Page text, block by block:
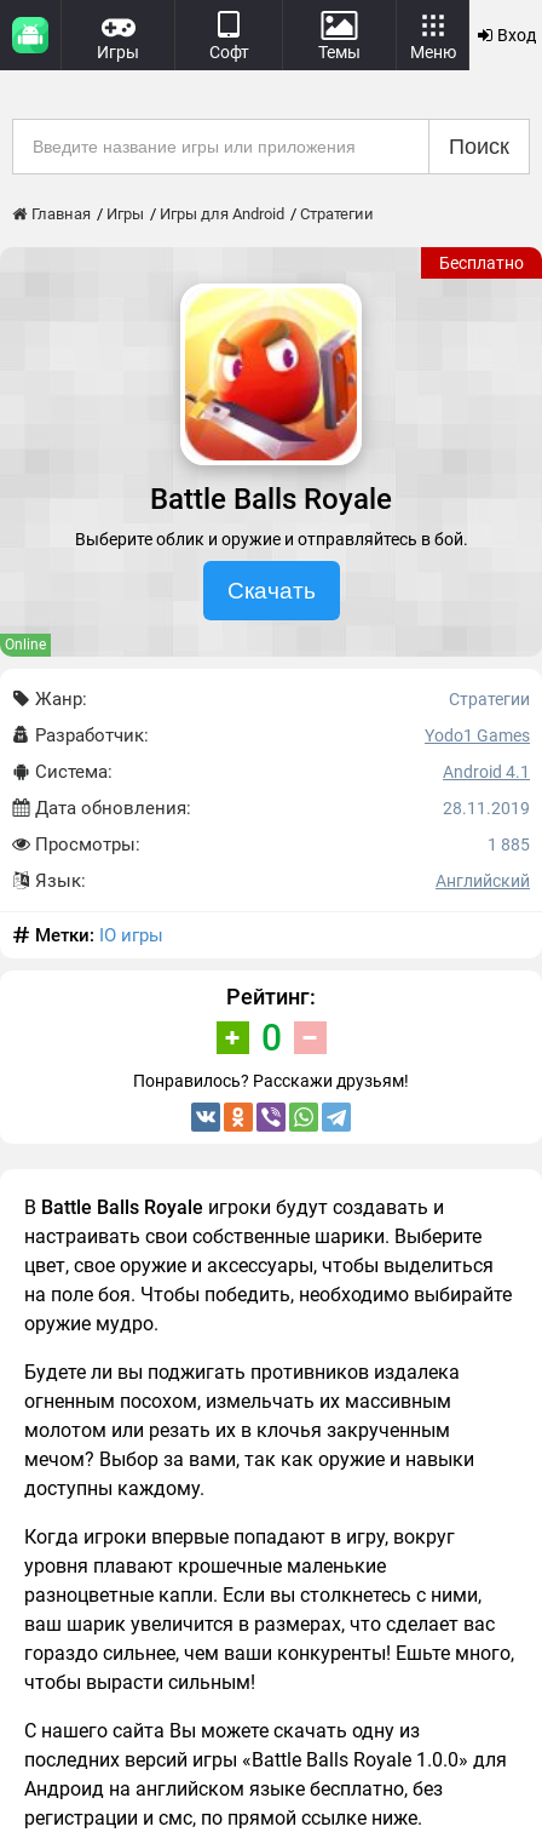
Игры Софт Темы Меню
Вход
Поиск
Главная Игры Игры для Android Стратегии
Бесплатно
Battle Balls Royale
Выберите облик и оружие и отправляйтесь в бой.
Скачать
Online
Жанр: Стратегии
Разработчик: Yodo1 Games
Система: Android 4.1
Дата обновления: 28.11.2019
Просмотры: 1 885
Язык: Английский
Метки: IO игры
Рейтинг:
0
Понравилось? Расскажи друзьям!
В Battle Balls Royale игроки будут создавать и
настраивать свои собственные шарики. Выберите
цвет, свое оружие и аксессуары, чтобы выделиться
на поле боя. Чтобы победить, необходимо выбирайте
оружие мудро.
Будете ли вы поджигать противников издалека
огненным посохом, измельчать их массивным
молотом или резать их в клочья закрученным
мечом? Выбор за вами, так как оружие и навыки
доступны каждому.
Когда игроки впервые попадают в игру, вокруг
уровня плавают крошечные маленькие
разноцветные капли. Если вы столкнетесь с ними,
ваш шарик увеличится в размерах, что сделает вас
гораздо сильнее, чем ваши конкуренты! Ешьте много,
чтобы вырасти сильным!
С нашего сайта Вы можете скачать одну из
последних версий игры «Battle Balls Royale 1.0.0» для
Андроид на английском языке бесплатно, без
регистрации и смс, по прямой ссылке ниже.